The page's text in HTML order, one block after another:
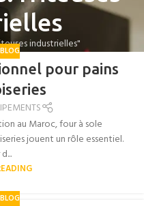
industrielles"
pour pains
au Maroc, four à sole
jouent un rôle essentiel.